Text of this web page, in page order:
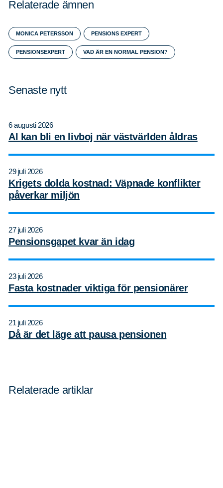
Relaterade ämnen
MONICA PETERSSON PENSIONS EXPERT
PENSIONSEXPERT VAD ÄR EN NORMAL PENSION?
Senaste nytt
6 augusti 2026
AI kan bli en livboj när västvärlden åldras
29 juli 2026
Krigets dolda kostnad: Väpnade konflikter
påverkar miljön
27 juli 2026
Pensionsgapet kvar än idag
23 juli 2026
Fasta kostnader viktiga för pensionärer
21 juli 2026
Då är det läge att pausa pensionen
Relaterade artiklar